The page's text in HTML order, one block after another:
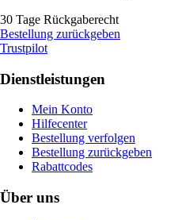
30 Tage Rückgaberecht
Bestellung zurückgeben
Trustpilot
Dienstleistungen
Mein Konto
Hilfecenter
Bestellung verfolgen
Bestellung zurückgeben
Rabattcodes
Über uns